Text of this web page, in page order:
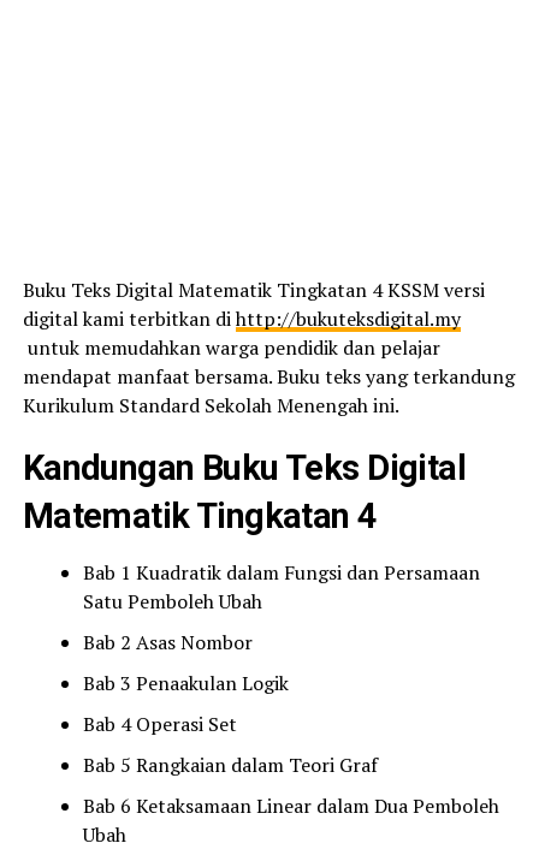
Buku Teks Digital Matematik Tingkatan 4 KSSM versi
digital kami terbitkan dihttp://bukuteksdigital.my
untuk memudahkan warga pendidik dan pelajar
mendapat manfaat bersama. Buku teks yang terkandung
Kurikulum Standard Sekolah Menengah ini.
Kandungan Buku Teks Digital
Matematik Tingkatan 4
Bab 1 Kuadratik dalam Fungsi dan Persamaan
Satu Pemboleh Ubah
Bab 2 Asas Nombor
Bab 3 Penaakulan Logik
Bab 4 Operasi Set
Bab 5 Rangkaian dalam Teori Graf
Bab 6 Ketaksamaan Linear dalam Dua Pemboleh
Ubah